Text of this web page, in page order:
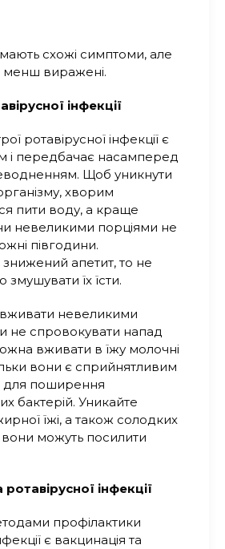
схожі симптоми, але
менш виражені.
інфекції
ротавірусної інфекції є
і передбачає насамперед
Щоб уникнути
хворим
пити воду, а краще
невеликими порціями не
півгодини.
апетит, то не
змушувати їх їсти.
вживати невеликими
не спровокувати напад
вживати в їжу молочні
вони є сприйнятливим
поширення
бактерій. Уникайте
їжі, а також солодких
вони можуть посилити
інфекції
профілактики
є вакцинація та